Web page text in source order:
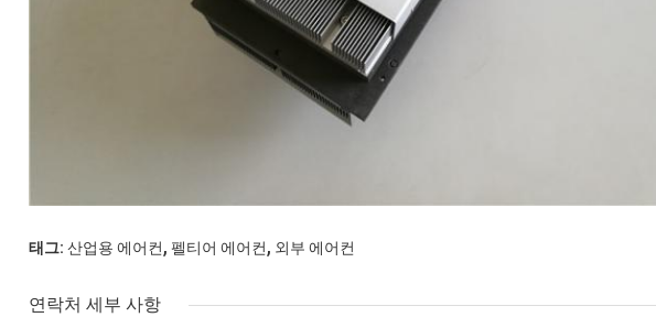
태그: 산업용 에어컨, 펠티어 에어컨, 외부 에어컨
연락처 세부 사항